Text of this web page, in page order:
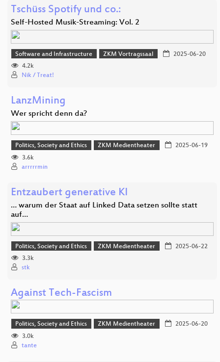
Tschüss Spotify und co.:
Self-Hosted Musik-Streaming: Vol. 2
Software and Infrastructure ZKM Vortragssaal
2025-06-20
4.2k
Nik / Treat!
LanzMining
Wer spricht denn da?
Politics, Society and Ethics ZKM Medientheater
2025-06-19
3.6k
arrrrrmin
Entzaubert generative KI
… warum der Staat auf Linked Data setzen sollte statt
auf…
Politics, Society and Ethics ZKM Medientheater
2025-06-22
3.3k
stk
Against Tech-Fascism
Politics, Society and Ethics ZKM Medientheater
2025-06-20
3.0k
tante